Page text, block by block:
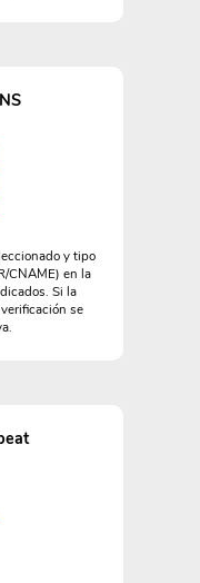
y tipo
CNAME) en la
Si la
se